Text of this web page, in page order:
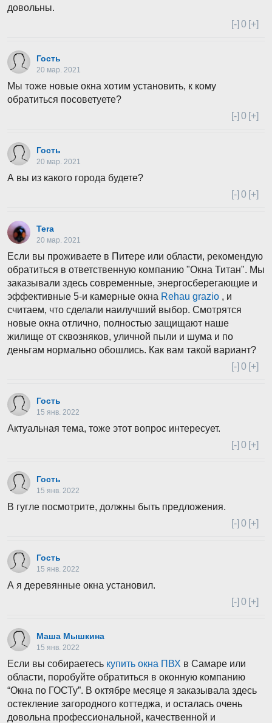
довольны.
[-] 0 [+]
Гость
20 мар. 2021
Мы тоже новые окна хотим установить, к кому
обратиться посоветуете?
[-] 0 [+]
Гость
20 мар. 2021
А вы из какого города будете?
[-] 0 [+]
Tera
20 мар. 2021
Если вы проживаете в Питере или области, рекомендую
обратиться в ответственную компанию "Окна Титан". Мы
заказывали здесь современные, энергосберегающие и
эффективные 5-и камерные окна Rehau grazio , и
считаем, что сделали наилучший выбор. Смотрятся
новые окна отлично, полностью защищают наше
жилище от сквозняков, уличной пыли и шума и по
деньгам нормально обошлись. Как вам такой вариант?
[-] 0 [+]
Гость
15 янв. 2022
Актуальная тема, тоже этот вопрос интересует.
[-] 0 [+]
Гость
15 янв. 2022
В гугле посмотрите, должны быть предложения.
[-] 0 [+]
Гость
15 янв. 2022
А я деревянные окна установил.
[-] 0 [+]
Маша Мышкина
15 янв. 2022
Если вы собираетесь купить окна ПВХ в Самаре или
области, поробуйте обратиться в оконную компанию
“Окна по ГОСТу”. В октябре месяце я заказывала здесь
остекление загородного коттеджа, и осталась очень
довольна профессиональной, качественной и